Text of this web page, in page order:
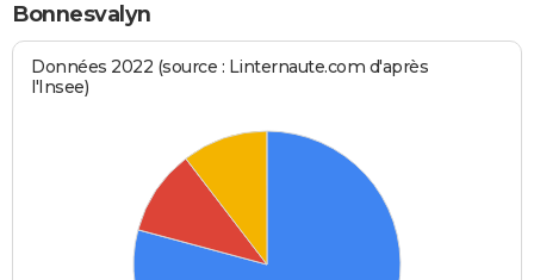
Bonnesvalyn
Données 2022 (source : Linternaute.com d'après
l'Insee)